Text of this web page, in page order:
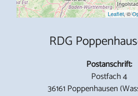
Leaflet, ©
RDG
Postanschrift:
Postfach 4
36161 Poppenhausen